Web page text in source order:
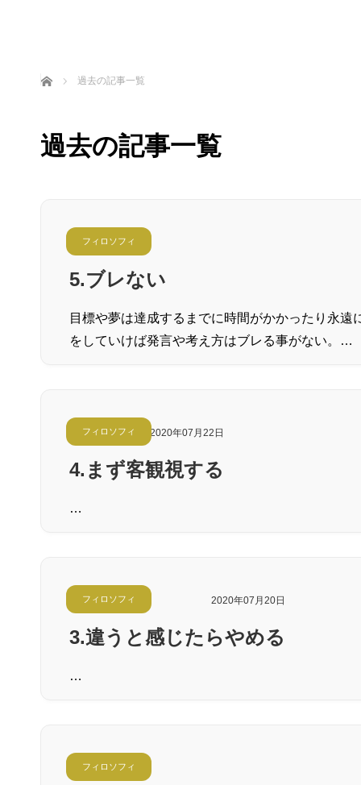
ホーム 過去の記事一覧
過去の記事一覧
フィロソフィ
5.ブレない
目標や夢は達成するまでに時間がかかったり永
をしていけば発言や考え方はブレる事がない。…
フィロソフィ 2020年07月22日
4.まず客観視する
…
フィロソフィ 2020年07月20日
3.違うと感じたらやめる
…
フィロソフィ